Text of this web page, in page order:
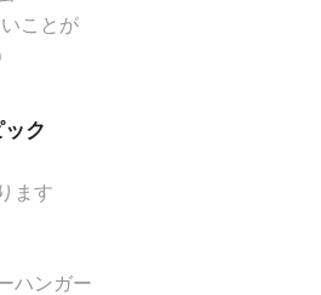
ア歴：1991年から31年目 タ
年から21年目
ことが
ク
ます
ハンガー